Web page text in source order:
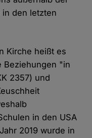
den letzten
Kirche heißt es
Beziehungen "in
2357) und
in den USA
2019 wurde in